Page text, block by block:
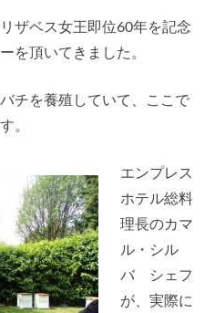
ザベス女王即位60年を記念
を頂いてきました。
チを養殖していて、ここで
。
エンプレス
ホテル総料
理長のカマ
ル・シル
バ シェフ
が、実際に